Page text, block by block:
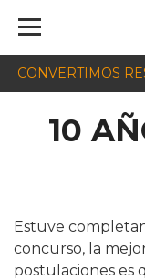
CONVERTIMOS
10
Estuve
concurso, la
postulaciones es